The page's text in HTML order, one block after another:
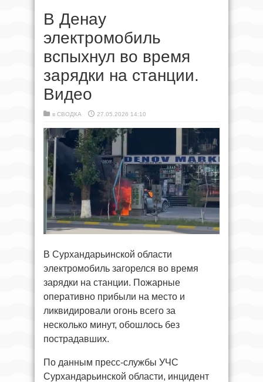
В Денау
электромобиль
вспыхнул во время
зарядки на станции.
Видео
в СВОДКА 27.05.2026 14:10
В Сурхандарьинской области
электромобиль загорелся во время
зарядки на станции. Пожарные
оперативно прибыли на место и
ликвидировали огонь всего за
несколько минут, обошлось без
пострадавших.
По данным пресс-службы УЧС
Сурхандарьинской области, инцидент